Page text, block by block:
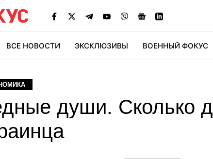
ВСЕ НОВОСТИ ЭКСКЛЮЗИВЫ ВОЕННЫЙ ФОКУС
души. Сколько